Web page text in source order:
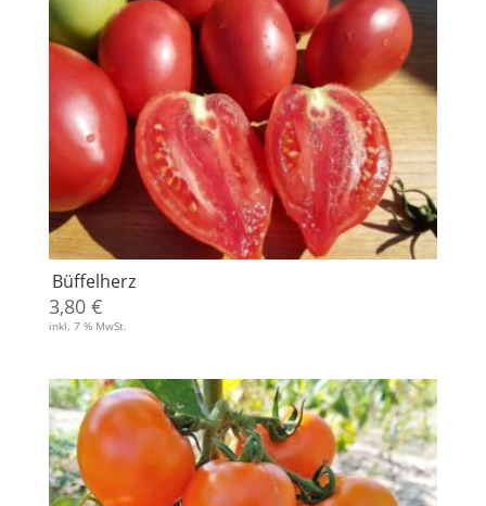
Büffelherz
3,80 €
inkl. 7 % MwSt.